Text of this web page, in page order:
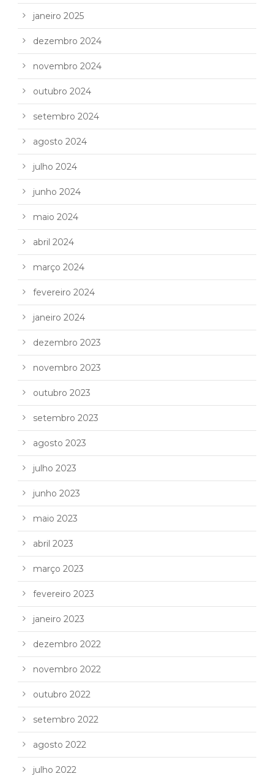
janeiro 2025
dezembro 2024
novembro 2024
outubro 2024
setembro 2024
agosto 2024
julho 2024
junho 2024
maio 2024
abril 2024
março 2024
fevereiro 2024
janeiro 2024
dezembro 2023
novembro 2023
outubro 2023
setembro 2023
agosto 2023
julho 2023
junho 2023
maio 2023
abril 2023
março 2023
fevereiro 2023
janeiro 2023
dezembro 2022
novembro 2022
outubro 2022
setembro 2022
agosto 2022
julho 2022